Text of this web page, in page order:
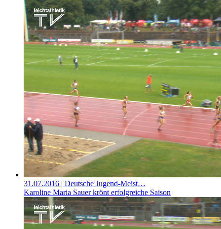
31.07.2016 | Deutsche Jugend-Meist…
Karoline Maria Sauer krönt erfolgreiche Saison